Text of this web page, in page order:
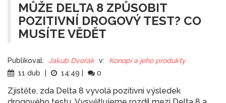
MŮŽE DELTA 8 ZPŮSOBIT
POZITIVNÍ DROGOVÝ TEST? CO
MUSÍTE VĚDĚT
Publikoval: Jakub Dvořák v:
Konopí a jeho produkty
11 dub
14:49 0
Zjistěte, zda Delta 8 vyvolá pozitivní výsledek